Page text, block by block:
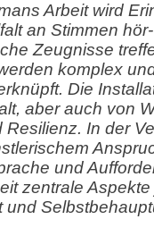
Arbeit wird
an Stimmen
Zeugnisse
komplex
Die
aber auch von
Resilienz. In der
und
zentrale
und